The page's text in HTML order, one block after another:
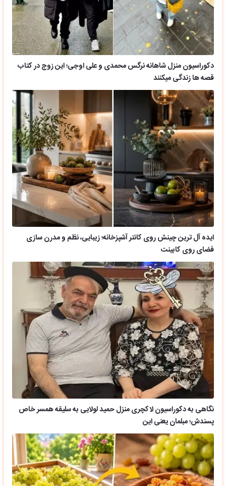
دکوراسیون منزل شاهانه نرگس محمدی و علی اوجی؛ این زوج در کتاب
قصه ها زندگی میکنند
ایده آل ترین چینش روی کانتر آشپزخانه؛ زیبایی، نظم و مدرن سازی
فضای روی کابینت
نگاهی به دکوراسیون لاکچری منزل حمید لولایی به سلیقه همسر خاص
پسندش؛ مبلمان یعنی این